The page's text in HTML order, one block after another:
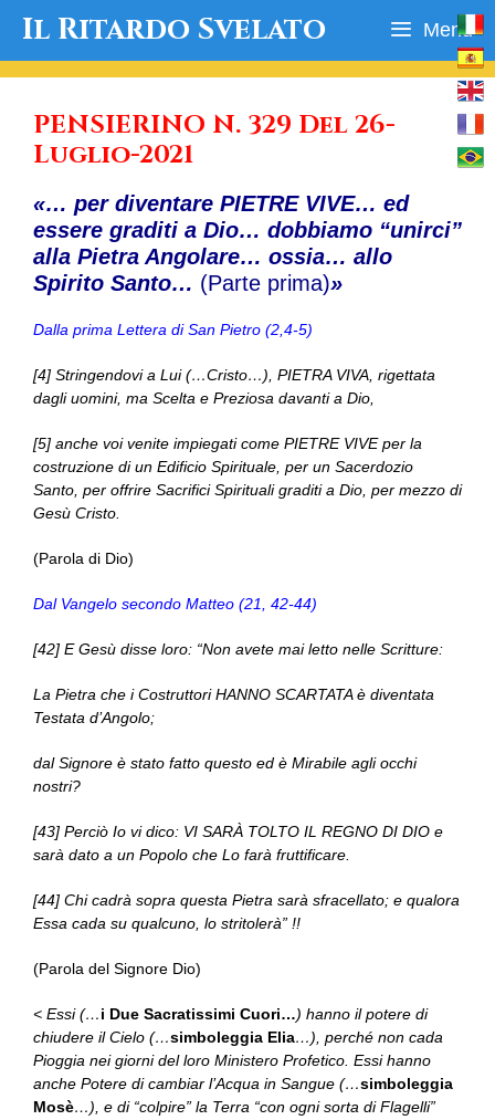
Il Ritardo Svelato Menu
PENSIERINO N. 329 Del 26-
Luglio-2021
«… per diventare PIETRE VIVE… ed
essere graditi a Dio… dobbiamo “unirci”
alla Pietra Angolare… ossia… allo
Spirito Santo… (Parte prima)»
Dalla prima Lettera di San Pietro (2,4-5)
[4] Stringendovi a Lui (…Cristo…), PIETRA VIVA, rigettata
dagli uomini, ma Scelta e Preziosa davanti a Dio,
[5] anche voi venite impiegati come PIETRE VIVE per la
costruzione di un Edificio Spirituale, per un Sacerdozio
Santo, per offrire Sacrifici Spirituali graditi a Dio, per mezzo di
Gesù Cristo.
(Parola di Dio)
Dal Vangelo secondo Matteo (21, 42-44)
[42] E Gesù disse loro: “Non avete mai letto nelle Scritture:
La Pietra che i Costruttori HANNO SCARTATA è diventata
Testata d’Angolo;
dal Signore è stato fatto questo ed è Mirabile agli occhi
nostri?
[43] Perciò Io vi dico: VI SARÀ TOLTO IL REGNO DI DIO e
sarà dato a un Popolo che Lo farà fruttificare.
[44] Chi cadrà sopra questa Pietra sarà sfracellato; e qualora
Essa cada su qualcuno, lo stritolerà” !!
(Parola del Signore Dio)
< Essi (…i Due Sacratissimi Cuori…) hanno il potere di
chiudere il Cielo (…simboleggia Elia…), perché non cada
Pioggia nei giorni del loro Ministero Profetico. Essi hanno
anche Potere di cambiar l’Acqua in Sangue (…simboleggia
Mosè…), e di “colpire” la Terra “con ogni sorta di Flagelli”